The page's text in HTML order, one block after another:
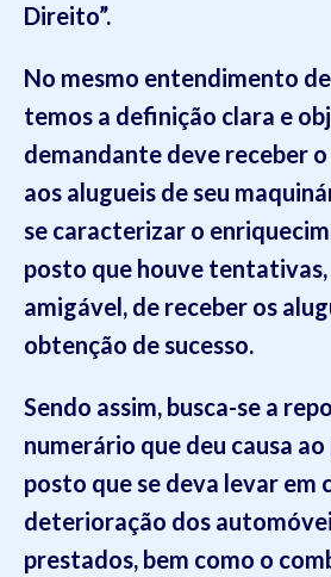
Direito”.
No mesmo entendimento
temos a definição clara e
demandante deve receber
aos alugueis de seu
se caracterizar o
posto que houve tentativas
amigável, de receber os
obtenção de sucesso.
Sendo assim, busca-se a
numerário que deu causa
posto quese deva levar em
deterioração dos
prestados, bem como o